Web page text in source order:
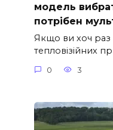
модель
потрібен
Якщо ви хоч раз
тепловізійних
0 3